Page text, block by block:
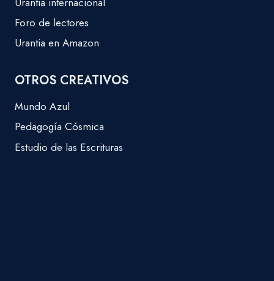
Foro de lectores
Urantia en Amazon
OTROS CREATIVOS
Mundo Azul
Pedagogía Cósmica
Estudio de las Escrituras